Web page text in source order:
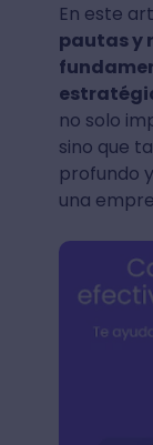
En este
pautas y
no solo
sino que
profundo
una